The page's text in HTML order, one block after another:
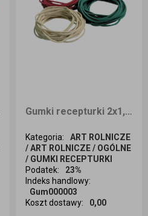
Gumki recepturki 2x1,2 1kg
Kategoria:
ART ROLNICZE
/ ART ROLNICZE / OGÓLNE
/ GUMKI RECEPTURKI
Podatek:
23%
Indeks handlowy:
Gum000003
Koszt dostawy: 0,00
Ilość sztuk